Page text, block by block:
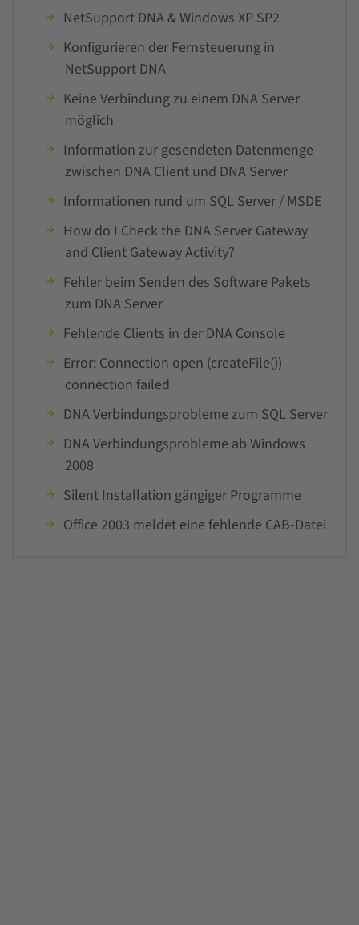
NetSupport DNA & Windows XP SP2
Konfigurieren der Fernsteuerung in
NetSupport DNA
Keine Verbindung zu einem DNA Server
möglich
Information zur gesendeten Datenmenge
zwischen DNA Client und DNA Server
Informationen rund um SQL Server / MSDE
How do I Check the DNA Server Gateway
and Client Gateway Activity?
Fehler beim Senden des Software Pakets
zum DNA Server
Fehlende Clients in der DNA Console
Error: Connection open (createFile())
connection failed
DNA Verbindungsprobleme zum SQL Server
DNA Verbindungsprobleme ab Windows
2008
Silent Installation gängiger Programme
Office 2003 meldet eine fehlende CAB-Datei